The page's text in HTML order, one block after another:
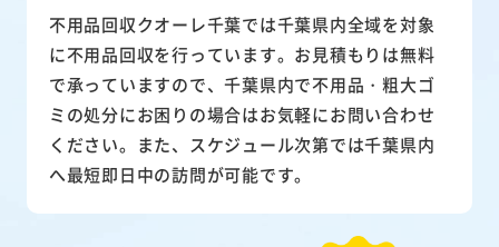
不用品回収クオーレ千葉では千葉県内全域を対象
に不用品回収を行っています。お見積もりは無料
で承っていますので、千葉県内で不用品・粗大ゴ
ミの処分にお困りの場合はお気軽にお問い合わせ
ください。また、スケジュール次第では千葉県内
へ最短即日中の訪問が可能です。